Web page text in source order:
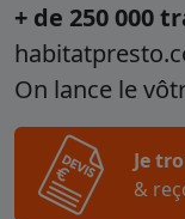
+ de 250 000
On lance le
Je
&